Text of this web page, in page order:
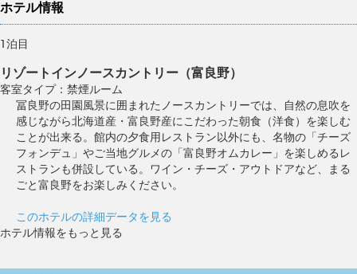
ホテル情報
1泊目
リゾートインノースカントリー（富良野）
客室タイプ：禁煙ルーム
冨良野の田園風景に囲まれたノースカントリーでは、自然の息吹を
感じながら北海道産・富良野産にこだわった朝食（洋食）を楽しむ
ことが出来る。館内の夕食用レストラン以外にも、名物の「チーズ
フォンデュ」やご当地グルメの「富良野オムカレー」を楽しめるレ
ストランも併設している。ワイン・チーズ・アウトドアなど、まる
ごと富良野をお楽しみください。
このホテルの詳細データを見る
ホテル情報をもっと見る